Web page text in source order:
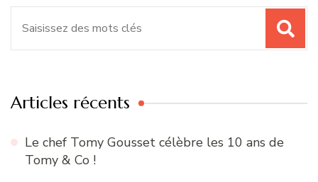
Articles récents
Le chef Tomy Gousset célèbre les 10 ans de
Tomy & Co !